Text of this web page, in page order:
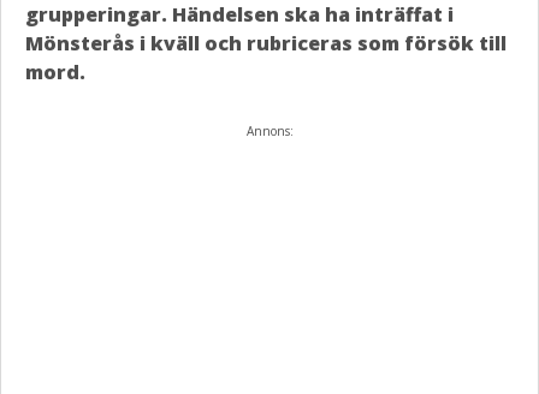
grupperingar. Händelsen ska ha inträffat i
Mönsterås i kväll och rubriceras som försök till
mord.
Annons: